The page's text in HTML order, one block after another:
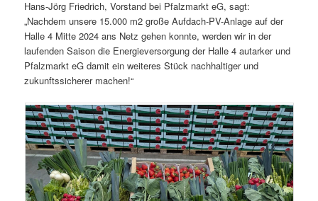
Hans-Jörg Friedrich, Vorstand bei Pfalzmarkt eG, sagt:
„Nachdem unsere 15.000 m2 große Aufdach-PV-Anlage auf der
Halle 4 Mitte 2024 ans Netz gehen konnte, werden wir in der
laufenden Saison die Energieversorgung der Halle 4 autarker und
Pfalzmarkt eG damit ein weiteres Stück nachhaltiger und
zukunftssicherer machen!“